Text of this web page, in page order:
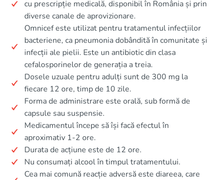
cu prescripție medicală, disponibil în România și prin
diverse canale de aprovizionare.
Omnicef este utilizat pentru tratamentul infecțiilor
bacteriene, ca pneumonia dobândită în comunitate și
infecții ale pielii. Este un antibiotic din clasa
cefalosporinelor de generația a treia.
Dosele uzuale pentru adulți sunt de 300 mg la
fiecare 12 ore, timp de 10 zile.
Forma de administrare este orală, sub formă de
capsule sau suspensie.
Medicamentul începe să își facă efectul în
aproximativ 1-2 ore.
Durata de acțiune este de 12 ore.
Nu consumați alcool în timpul tratamentului.
Cea mai comună reacție adversă este diareea, care